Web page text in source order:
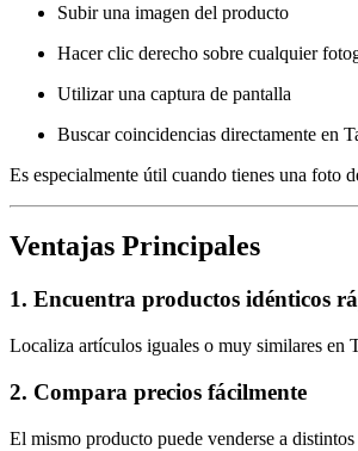
Subir una imagen del producto
Hacer clic derecho sobre cualquier
Utilizar una captura de pantalla
Buscar coincidencias directamente en
Es especialmente útil cuando tienes una foto
Ventajas Principales
1. Encuentra productos idénticos
Localiza artículos iguales o muy similares en
2. Compara precios fácilmente
El mismo producto puede venderse a